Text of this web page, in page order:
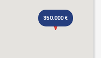
350.000 €